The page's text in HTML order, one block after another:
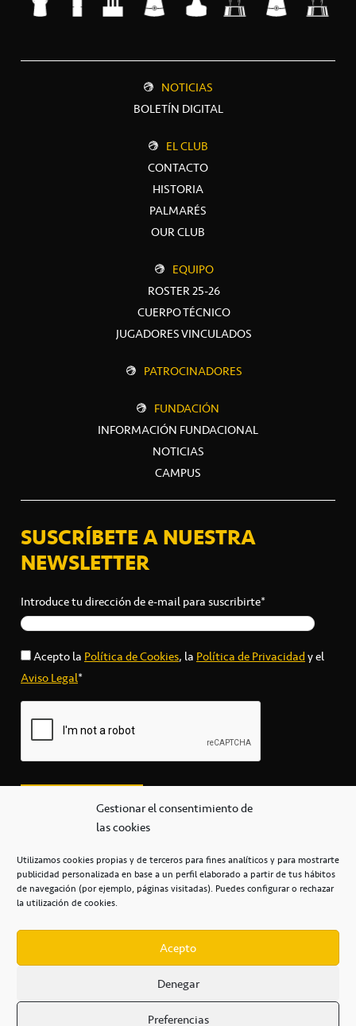
Gestionar el consentimiento de
las cookies
Utilizamos cookies propias y de terceros para fines analíticos y para mostrarte
publicidad personalizada en base a un perfil elaborado a partir de tus hábitos
de navegación (por ejemplo, páginas visitadas). Puedes configurar o rechazar
la utilización de cookies.
Acepto
Denegar
Preferencias
NOTICIAS
BOLETÍN DIGITAL
EL CLUB
CONTACTO
HISTORIA
PALMARÉS
OUR CLUB
EQUIPO
ROSTER 25-26
CUERPO TÉCNICO
JUGADORES VINCULADOS
PATROCINADORES
FUNDACIÓN
INFORMACIÓN FUNDACIONAL
NOTICIAS
CAMPUS
SUSCRÍBETE A NUESTRA
NEWSLETTER
Introduce tu dirección de e-mail para suscribirte*
Acepto laPolítica de Cookies, laPolítica de Privacidady el
Aviso Legal*
secretaria@cbcanarias.es
+34 922 253 684
Casa del Deporte / 38108 – La Laguna
POLÍTICA DE PRIVACIDAD / POLÍTICA DE COOKIES /